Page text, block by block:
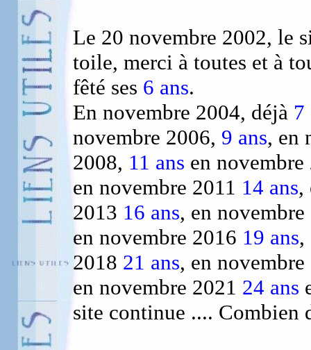
Le 20 novembre 2002, le
toile, merci à toutes et à
fêté ses 6 ans.
En novembre 2004, déjà 7
novembre 2006, 9 ans, en
2008, 11 ans en
en novembre 2011 14 ans,
2013 16 ans, en
en novembre 2016 19 ans,
2018 21 ans, en
en novembre 2021 24 ans
site continue .... Combien